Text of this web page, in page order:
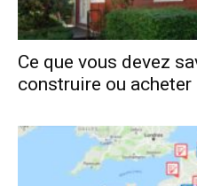
Ce que vous devez
construire ou acheter